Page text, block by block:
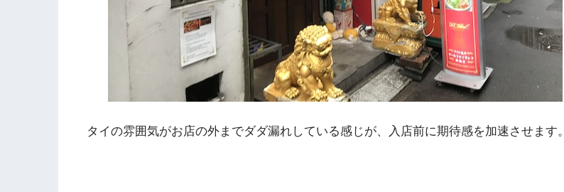
タイの雰囲気がお店の外までダダ漏れしている感じが、入店前に期待感を加速させます。